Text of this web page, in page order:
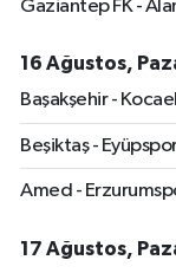
Gaziantep FK -
16 Ağustos,
Başakşehir -
Beşiktaş -
Amed -
17 Ağustos,